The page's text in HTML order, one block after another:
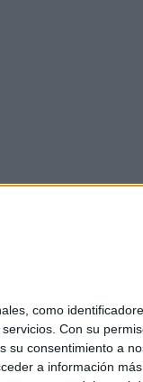
como
Con su
consentimiento a
a información
cookies